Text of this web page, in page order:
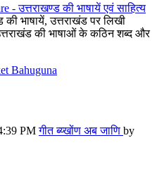
उत्तराखण्ड की भाषायें एवं साहित्य
भाषायें, उत्तराखंड पर लिखी
की भाषाओं के कठिन शब्द और
Bahuguna
PMगीत ब्य्खोंण अब जाणि by